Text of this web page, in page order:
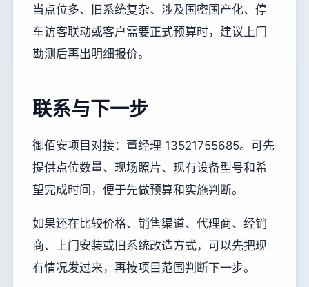
当点位多、旧系统复杂、涉及国密国产化、停
车访客联动或客户需要正式预算时，建议上门
勘测后再出明细报价。
联系与下一步
御佰安项目对接：董经理 13521755685。可先
提供点位数量、现场照片、现有设备型号和希
望完成时间，便于先做预算和实施判断。
如果还在比较价格、销售渠道、代理商、经销
商、上门安装或旧系统改造方式，可以先把现
有情况发过来，再按项目范围判断下一步。